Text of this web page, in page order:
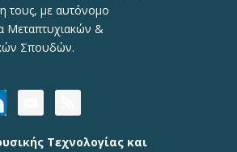
τους, με αυτόνομο
Μεταπτυχιακών &
Σπουδών.
Τεχνολογίας και